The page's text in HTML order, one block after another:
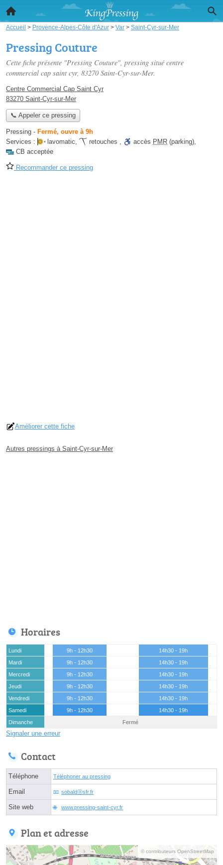
Accueil > Provence-Alpes-Côte d'Azur > Var > Saint-Cyr-sur-Mer
Pressing Couture
Cette fiche présente "Pressing Couture", pressing situé centre
commercial cap saint cyr, 83270 Saint-Cyr-sur-Mer.
Centre Commercial Cap Saint Cyr
83270 Saint-Cyr-sur-Mer
📞 Appeler ce pressing
Pressing - Fermé, ouvre à 9h
Services :
lavomatic, retouches , accès PMR (parking),
CB acceptée
Recommander ce pressing
Améliorer cette fiche
Autres pressings à Saint-Cyr-sur-Mer
Horaires
Lundi 9h - 12h30
14h30 - 19h
Mardi
9h - 12h30
14h30 - 19h
Mercredi
9h - 12h30
14h30 - 19h
Jeudi
9h - 12h30
14h30 - 19h
Vendredi
9h - 12h30
14h30 - 19h
Samedi
9h - 12h30
14h30 - 19h
Dimanche
Fermé
Signaler une erreur
Contact
Téléphone Téléphoner au pressing
Email sobaldⓐsfr.fr
Site web www.pressing-saint-cyr.fr
Plan et adresse
© contributeurs OpenStreetMap